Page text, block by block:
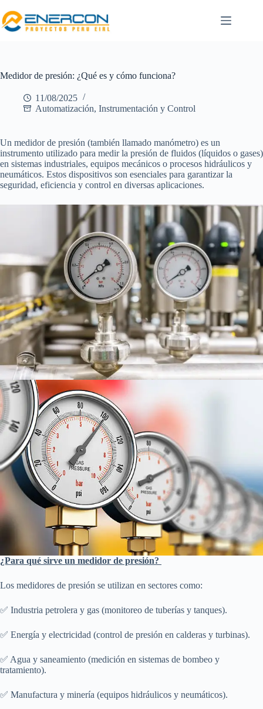
Medidor de presión: ¿Qué es y cómo funciona?
11/08/2025
Automatización, Instrumentación y Control
Un medidor de presión (también llamado manómetro) es un
instrumento utilizado para medir la presión de fluidos (líquidos o gases)
en sistemas industriales, equipos mecánicos o procesos hidráulicos y
neumáticos. Estos dispositivos son esenciales para garantizar la
seguridad, eficiencia y control en diversas aplicaciones.
¿Para qué sirve un medidor de presión?
Los medidores de presión se utilizan en sectores como:
✅ Industria petrolera y gas (monitoreo de tuberías y tanques).
✅ Energía y electricidad (control de presión en calderas y turbinas).
✅ Agua y saneamiento (medición en sistemas de bombeo y
tratamiento).
✅ Manufactura y minería (equipos hidráulicos y neumáticos).